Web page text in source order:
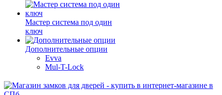
Мастер система под один
ключ
Дополнительные опции
Evva
Mul-T-Lock